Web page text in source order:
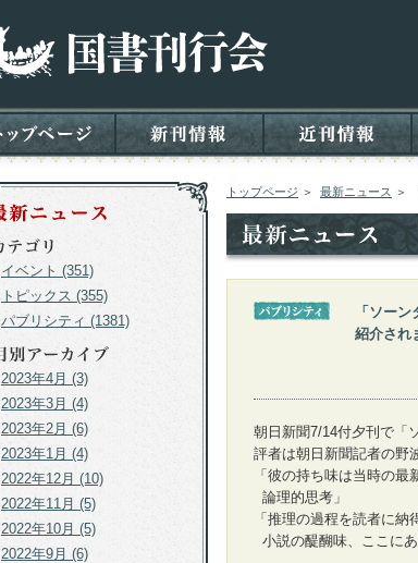
トップページ ＞ 最新ニュース ＞
「ソー
紹介され
朝日新聞7/14付夕刊で「
評者は朝日新聞記者の野
「彼の持ち味は当時の
論理的思考」
「推理の過程を読者に
小説の醍醐味、ここにあ
イベント (351)
トピックス (355)
パブリシティ (1381)
2023年4月 (3)
2023年3月 (4)
2023年2月 (6)
2023年1月 (4)
2022年12月 (10)
2022年11月 (5)
2022年10月 (5)
2022年9月 (6)